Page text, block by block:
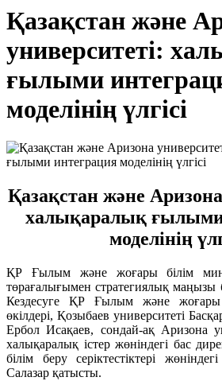
Қазақстан және
университеті:
ғылыми
моделінің үлгісі
Қазақстан және
халықаралық
моделінің
ҚР Ғылым және жоғары білім
төрағалығымен стратегиялық маңызы
Кездесуге ҚР Ғылым және жоғары
өкілдері, Қозыбаев университеті
Ербол Исақаев, сондай-ақ Аризона
халықаралық істер жөніндегі бас
білім беру серіктестіктері
Салазар қатысты.